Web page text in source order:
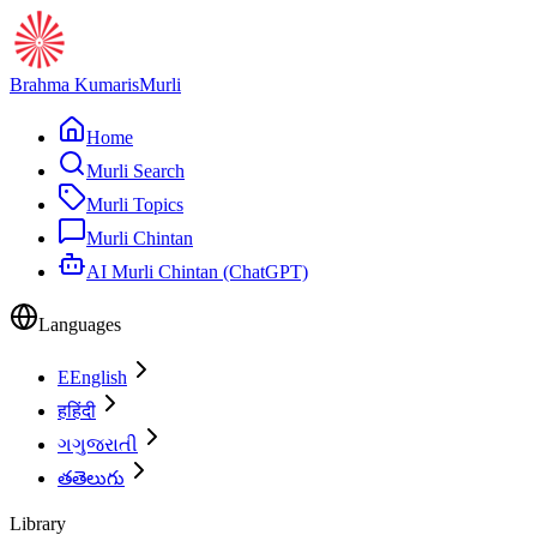
Brahma KumarisMurli
Home
Murli Search
Murli Topics
Murli Chintan
AI Murli Chintan (ChatGPT)
Languages
EEnglish
हहिंदी
ગગુજરાતી
తతెలుగు
Library